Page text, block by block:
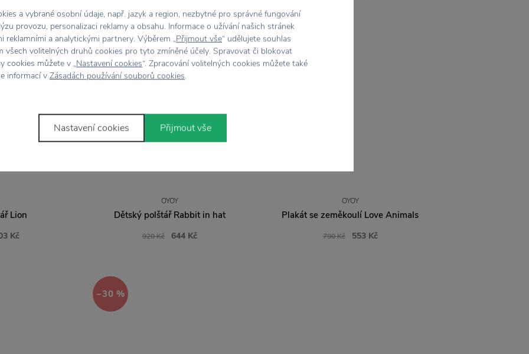
Lion
Kč
−30 %
OYOY
Dětský polštář Rabbit in hat
920 Kč 644 Kč
−30 %
OYOY
Plakát se zeměkoulí Love Animals
790 Kč 553 Kč
−30 %
a vybrané osobní údaje, např. jazyk a region, nezbytné pro správné fungování
provozu, personalizaci reklamy a obsahu. Informace o užívání našich stránek
reklamními a analytickými partnery. Výběrem „Přijmout vše“ udělujete souhlas
všech volitelných druhů cookies pro tyto zmíněné účely. Spravovat či blokovat
cookies můžete v „Nastavení cookies“. Zpracování volitelných cookies můžete také
informací v Zásadách používání souborů cookies.
Nastavení cookies Přijmout vše